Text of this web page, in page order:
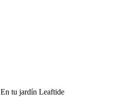
En tu jardín Leaftide